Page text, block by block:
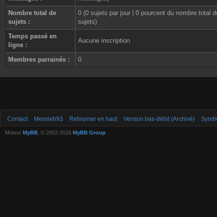
Nombre total de
sujets :
0 (0 sujets par jour | 0 pourcent du nombre total
sujets)
Temps passé en
ligne :
Aucune inscription
Membres parrainés : 0
Contact Messiah93 Retourner en haut Version bas-débit (Archivé)
Moteur MyBB , © 2002-2026 MyBB Group